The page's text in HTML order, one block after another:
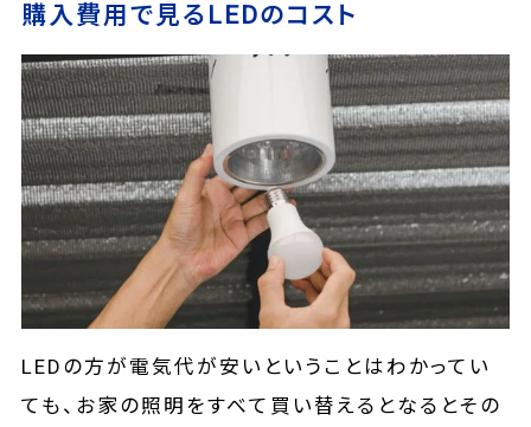
購入費用で見るLEDのコスト
LEDの方が電気代が安いということはわかってい
ても、お家の照明をすべて買い替えるとなるとその